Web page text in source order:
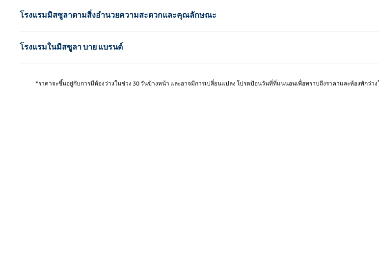
โรงแรมมิสซูลาตามสิ่งอํานวยความสะดวกและคุณลักษณะ
โรงแรมในมิสซูลา บาย แบรนด์
*ราคาจะขึ้นอยู่กับการมีห้องว่างในช่วง 30 วันข้างหน้า และอาจมีการเปลี่ยนแปลง โปรดป้อนวันที่ที่แน่นอนเพื่อทราบถึงราคาและห้องพักว่าง